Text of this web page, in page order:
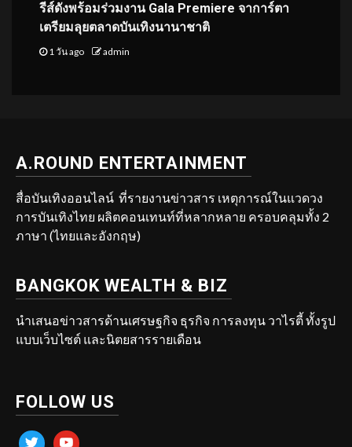
รีส์ดังพร้อมร่วมงาน Gala Premiere จาการ์ตา
เตรียมลุยตลาดบันเทิงนานาชาติ
1 วัน ago admin
A.ROUND ENTERTAINMENT
สื่อบันเทิงออนไลน์ ที่รายงานข่าวสาร เหตุการณ์ในแวดวง
การบันเทิงไทย ผลิตคอนเทนท์ที่หลากหลาย ครอบคลุมทั้ง 2
ภาษา (ไทยและอังกฤษ)
BANGKOK WEALTH & BIZ
นำเสนอข่าวสารด้านเศรษฐกิจ ธุรกิจ การลงทุน วาไรตี้ ทั้งรูป
แบบเว็บไซต์ และนิตยสารรายเดือน
FOLLOW US
twitter youtube